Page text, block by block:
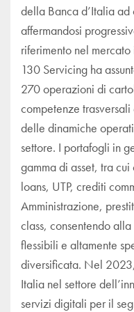
della Banca d’Italia
affermandosi
riferimento nel
130 Servicing ha
270 operazioni di
competenze
delle dinamiche
settore. I portafogli in
gamma di asset, tra
loans, UTP, crediti
Amministrazione,
class, consentendo
flessibili e altamente
diversificata. Nel
Italia nel settore
servizi digitali per il